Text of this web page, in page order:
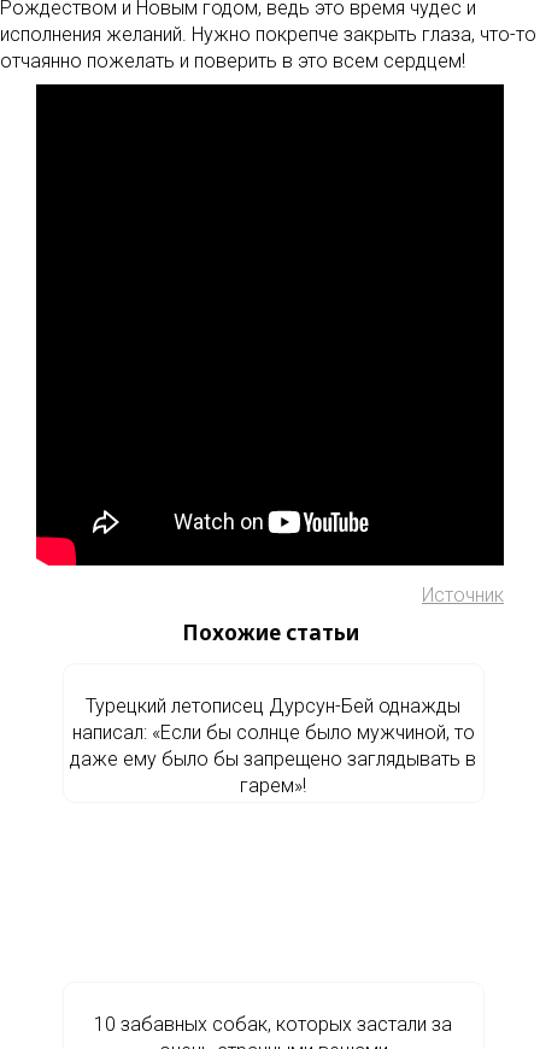
Рождеством и Новым годом, ведь это время чудес и
исполнения желаний. Нужно покрепче закрыть глаза, что-то
отчаянно пожелать и поверить в это всем сердцем!
Источник
Похожие статьи
Турецкий летописец Дурсун-Бей однажды
написал: «Если бы солнце было мужчиной, то
даже ему было бы запрещено заглядывать в
гарем»!
10 забавных собак, которых застали за